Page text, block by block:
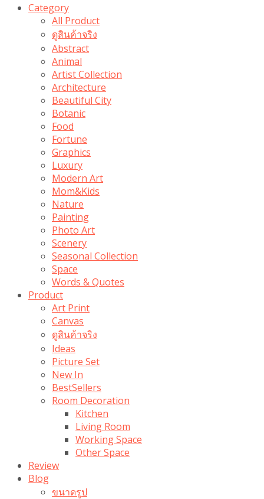
Category
All Product
ดูสินค้าจริง
Abstract
Animal
Artist Collection
Architecture
Beautiful City
Botanic
Food
Fortune
Graphics
Luxury
Modern Art
Mom&Kids
Nature
Painting
Photo Art
Scenery
Seasonal Collection
Space
Words & Quotes
Product
Art Print
Canvas
ดูสินค้าจริง
Ideas
Picture Set
New In
BestSellers
Room Decoration
Kitchen
Living Room
Working Space
Other Space
Review
Blog
ขนาดรูป